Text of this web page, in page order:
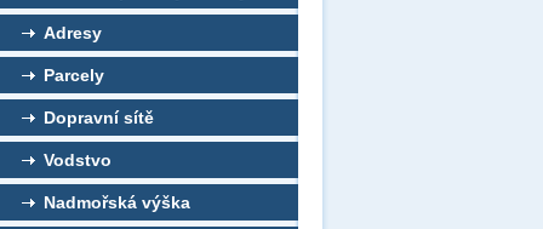
Adresy
Parcely
Dopravní sítě
Vodstvo
Nadmořská výška